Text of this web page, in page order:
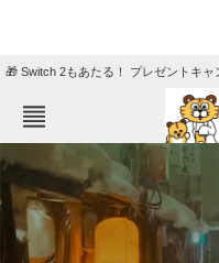
🎁 Switch 2もあたる！ プレゼントキャ
ねとらぼメニュー
TOP
エンタメ